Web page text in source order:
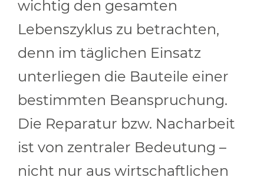
wichtig den gesamten
Lebenszyklus zu betrachten,
denn im täglichen Einsatz
unterliegen die Bauteile einer
bestimmten Beanspruchung.
Die Reparatur bzw. Nacharbeit
ist von zentraler Bedeutung –
nicht nur aus wirtschaftlichen